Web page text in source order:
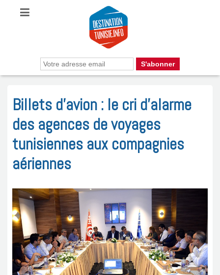
Billets d’avion : le cri d’alarme
des agences de voyages
tunisiennes aux compagnies
aériennes